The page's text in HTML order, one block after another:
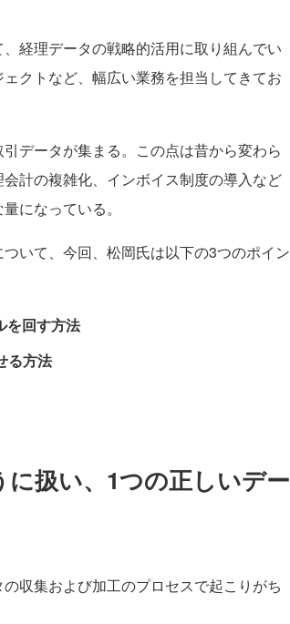
経理データの戦略的活用に取り組んでい
クトなど、幅広い業務を担当してきてお
データが集まる。この点は昔から変わら
計の複雑化、インボイス制度の導入など
になっている。
いて、今回、松岡氏は以下の3つのポイン
を回す方法
る方法
扱い、1つの正しいデー
収集および加工のプロセスで起こりがち